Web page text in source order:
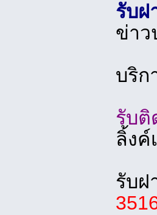
รับฝ
ข่าว
บริก
รับติ
ลิ้งค์
รับฝ